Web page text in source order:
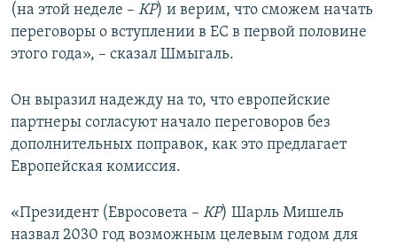
(на этой неделе – КР) и верим, что сможем начать
переговоры о вступлении в ЕС в первой половине
этого года», – сказал Шмыгаль.
Он выразил надежду на то, что европейские
партнеры согласуют начало переговоров без
дополнительных поправок, как это предлагает
Европейская комиссия.
«Президент (Евросовета – КР) Шарль Мишель
назвал 2030 год возможным целевым годом для